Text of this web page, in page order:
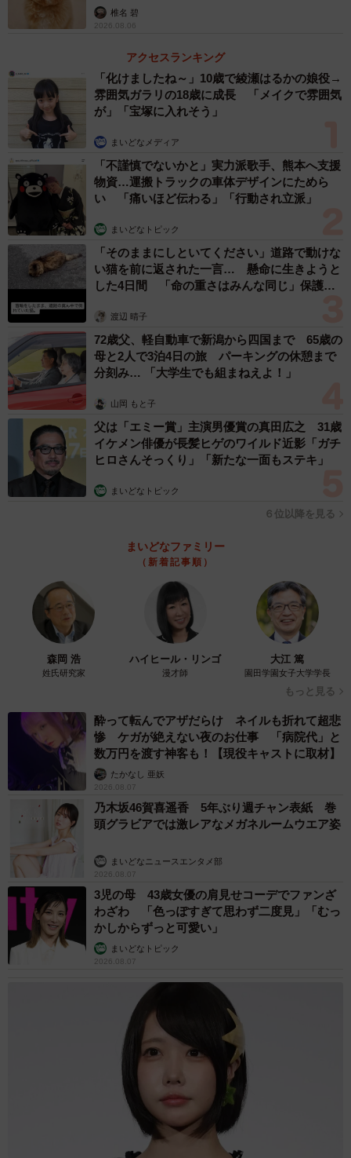
椎名 碧
2026.08.06
アクセスランキング
「化けましたね～」10歳で綾瀬はるかの娘役→
雰囲気ガラリの18歳に成長 「メイクで雰囲気
が」「宝塚に入れそう」
まいどなメディア
「不謹慎でないかと」実力派歌手、熊本へ支援
物資…運搬トラックの車体デザインにためら
い 「痛いほど伝わる」「行動され立派」
まいどなトピック
「そのままにしといてください」道路で動けな
い猫を前に返された一言… 懸命に生きようと
した4日間 「命の重さはみんな同じ」保護団
渡辺 晴子
72歳父、軽自動車で新潟から四国まで 65歳の
母と2人で3泊4日の旅 パーキングの休憩まで
分刻み… 「大学生でも組まねえよ！」
山岡 もと子
父は「エミー賞」主演男優賞の真田広之 31歳
イケメン俳優が長髪ヒゲのワイルド近影「ガチ
ヒロさんそっくり」「新たな一面もステキ」
まいどなトピック
６位以降を見る
まいどなファミリー
（新着記事順）
森岡 浩
姓氏研究家
ハイヒール・リンゴ
漫才師
大江 篤
園田学園女子大学学長
もっと見る
酔って転んでアザだらけ ネイルも折れて超悲
惨 ケガが絶えない夜のお仕事 「病院代」と
数万円を渡す神客も！【現役キャストに取材】
たかなし 亜妖
2026.08.07
乃木坂46賀喜遥香 5年ぶり週チャン表紙 巻
頭グラビアでは激レアなメガネルームウエア姿
まいどなニュースエンタメ部
2026.08.07
3児の母 43歳女優の肩見せコーデでファンざ
わざわ 「色っぽすぎて思わず二度見」「むっ
かしからずっと可愛い」
まいどなトピック
2026.08.07